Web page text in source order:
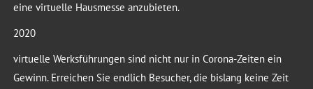
eine virtuelle Hausmesse anzubieten.
2020
virtuelle Werksführungen sind nicht nur in Corona-Zeiten ein
Gewinn. Erreichen Sie endlich Besucher, die bislang keine Zeit